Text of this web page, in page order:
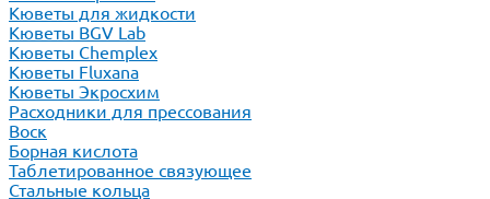
Кюветы для жидкости
Кюветы BGV Lab
Кюветы Chemplex
Кюветы Fluxana
Кюветы Экросхим
Расходники для прессования
Воск
Борная кислота
Таблетированное связующее
Стальные кольца